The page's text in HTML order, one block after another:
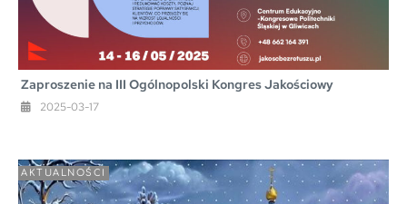
Zaproszenie na III Ogólnopolski Kongres Jakościowy
2025-03-17
AKTUALNOŚCI